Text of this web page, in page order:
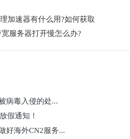
加速器有什么用?如何获取
服务器打开慢怎么办?
病毒入侵的处...
假通知！
好海外CN2服务...